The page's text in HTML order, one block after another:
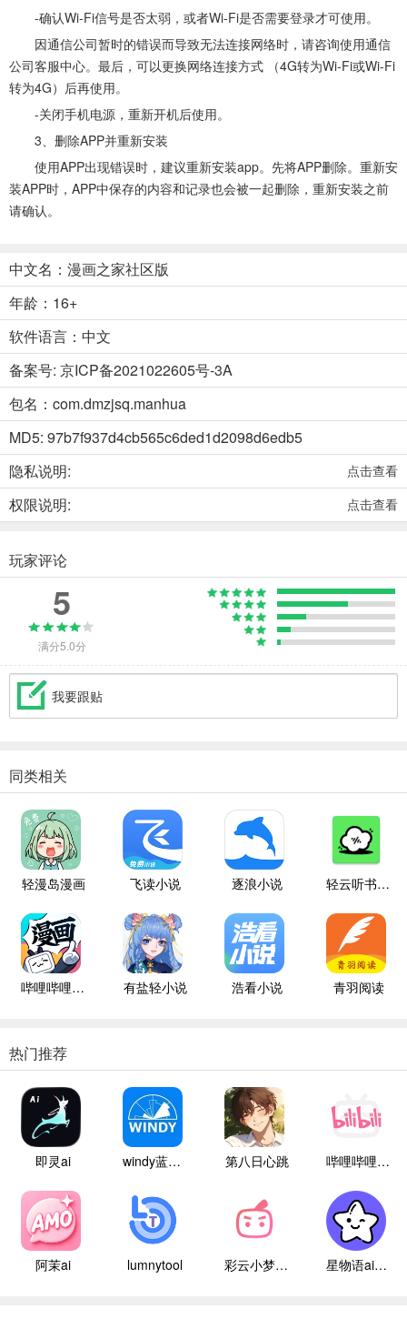
-确认Wi-Fi信号是否太弱，或者Wi-Fi是否需要登录才可使用。
因通信公司暂时的错误而导致无法连接网络时，请咨询使用通信
公司客服中心。最后，可以更换网络连接方式 （4G转为Wi-Fi或Wi-Fi
转为4G）后再使用。
-关闭手机电源，重新开机后使用。
3、删除APP并重新安装
使用APP出现错误时，建议重新安装app。先将APP删除。重新安
装APP时，APP中保存的内容和记录也会被一起删除，重新安装之前
请确认。
中文名：漫画之家社区版
年龄：16+
软件语言：中文
备案号: 京ICP备2021022605号-3A
包名：com.dmzjsq.manhua
MD5: 97b7f937d4cb565c6ded1d2098d6edb5
隐私说明:
点击查看
权限说明: 点击查看
玩家评论
5
满分5.0分
我要跟贴
同类相关
轻漫岛漫画 飞读小说 逐浪小说 轻云听书纯净版
哔哩哔哩漫画 有盐轻小说 浩看小说 青羽阅读
热门推荐
即灵ai windy蓝色气象 第八日心跳 哔哩哔哩白色版
阿茉ai lumnytool 彩云小梦国际版 星物语ai聊天